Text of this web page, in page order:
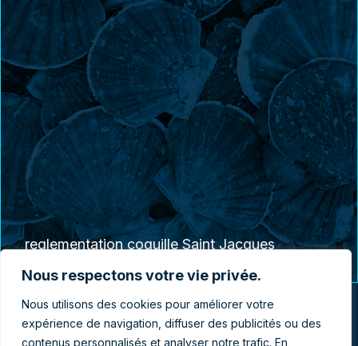
Nous respectons votre vie privée.
Nous utilisons des cookies pour améliorer votre
expérience de navigation, diffuser des publicités ou des
contenus personnalisés et analyser notre trafic. En
reglementation coquille Saint Jacques